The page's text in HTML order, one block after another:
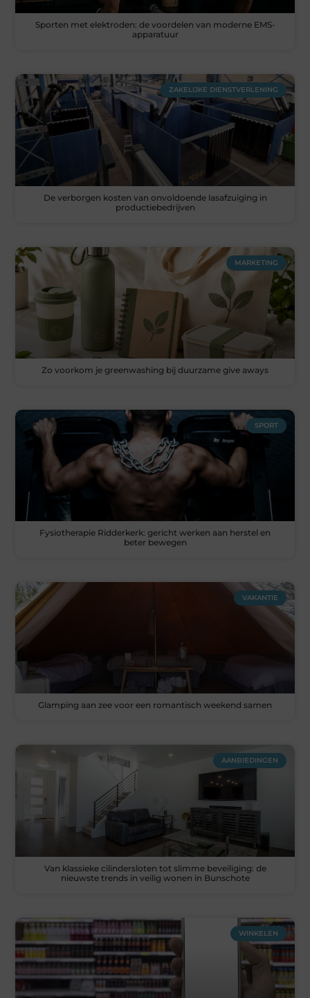
Sporten met elektroden: de voordelen van moderne EMS-
apparatuur
ZAKELIJKE DIENSTVERLENING
De verborgen kosten van onvoldoende lasafzuiging in
productiebedrijven
MARKETING
Zo voorkom je greenwashing bij duurzame give aways
SPORT
Fysiotherapie Ridderkerk: gericht werken aan herstel en
beter bewegen
VAKANTIE
Glamping aan zee voor een romantisch weekend samen
AANBIEDINGEN
Van klassieke cilindersloten tot slimme beveiliging: de
nieuwste trends in veilig wonen in Bunschote
WINKELEN